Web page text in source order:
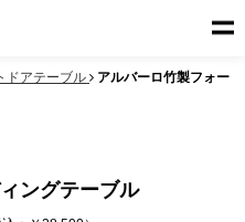
ドアテーブル
アルバーロ竹製フォー
ングテーブル